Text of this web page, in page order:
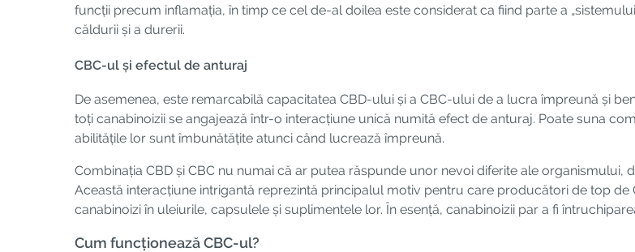
funcții precum inflamația, în timp ce cel de-al doilea este considerat ca fiind parte a
căldurii și a durerii.
CBC-ul și efectul de anturaj
De asemenea, este remarcabilă capacitatea CBD-ului și a CBC-ului de a lucra împreună și
toți canabinoizii se angajează într-o interacțiune unică numită efect de anturaj. Poate suna
abilitățile lor sunt îmbunătățite atunci când lucrează împreună.
Combinația CBD și CBC nu numai că ar putea răspunde unor nevoi diferite ale organismului,
Această interacțiune intrigantă reprezintă principalul motiv pentru care producători de top
canabinoizi în uleiurile, capsulele și suplimentele lor. În esență, canabinoizii par a fi
Cum funcționează CBC-ul?